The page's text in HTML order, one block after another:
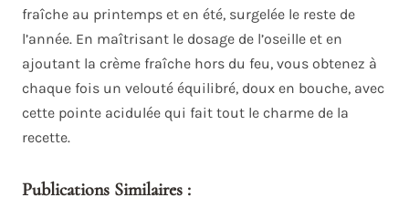
fraîche au printemps et en été, surgelée le reste de
l’année. En maîtrisant le dosage de l’oseille et en
ajoutant la crème fraîche hors du feu, vous obtenez à
chaque fois un velouté équilibré, doux en bouche, avec
cette pointe acidulée qui fait tout le charme de la
recette.
Publications Similaires :